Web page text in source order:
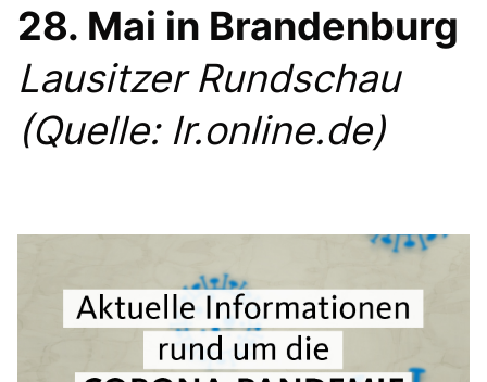
PRESSEFOTOS
MEIN BÜRGERBÜRO
MEIN WAHLKREIS
ZIELE
CDU Deutschland
CDU Fraktion im Brandenburger Landtag
CDU Brandenburg
CDU Potsdam
28. Mai in Brandenburg
Lausitzer Rundschau
(Quelle: lr.online.de)